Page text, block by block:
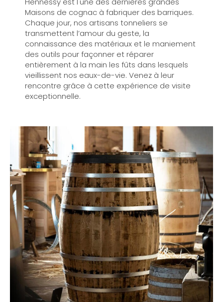
Maisons de cognac à fabriquer des barriques.
Chaque jour, nos artisans tonneliers se
transmettent l’amour du geste, la
connaissance des matériaux et le maniement
des outils pour façonner et réparer
entièrement à la main les fûts dans lesquels
vieillissent nos eaux-de-vie. Venez à leur
rencontre grâce à cette expérience de visite
exceptionnelle.